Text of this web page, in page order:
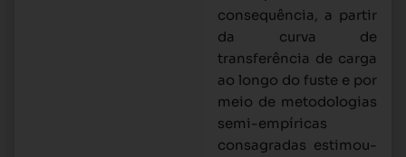
consequência, a partir
da curva de
transferência de carga
ao longo do fuste e por
meio de metodologias
semi-empíricas
consagradas estimou-